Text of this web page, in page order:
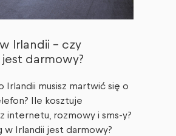
Irlandii – czy
darmowy?
Irlandii musisz martwić się o
Ile kosztuje
internetu, rozmowy i sms-y?
w Irlandii jest darmowy?